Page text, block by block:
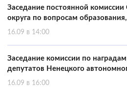
Заседание постоянной
округа по вопросам
16.09 в 14:00
Заседание комиссии по
депутатов Ненецкого
16.09 в 16:00